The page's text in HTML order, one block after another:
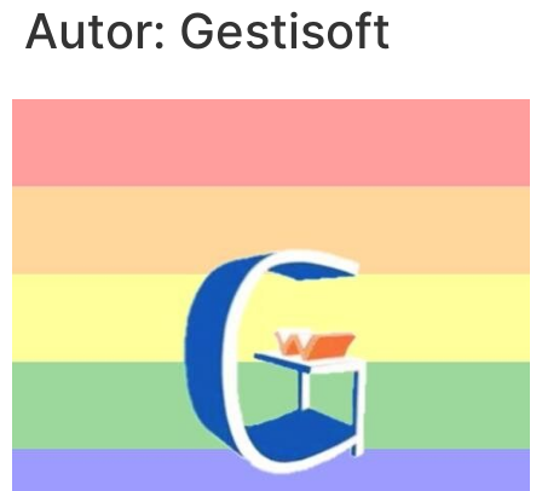
Autor: Gestisoft